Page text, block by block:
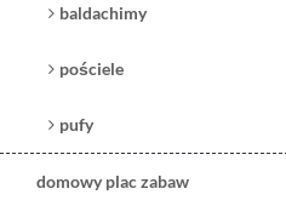
baldachimy
pościele
pufy
domowy plac zabaw